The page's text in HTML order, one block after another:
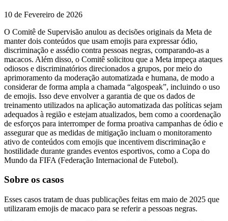
10 de Fevereiro de 2026
O Comitê de Supervisão anulou as decisões originais da Meta de
manter dois conteúdos que usam emojis para expressar ódio,
discriminação e assédio contra pessoas negras, comparando-as a
macacos. Além disso, o Comitê solicitou que a Meta impeça ataques
odiosos e discriminatórios direcionados a grupos, por meio do
aprimoramento da moderação automatizada e humana, de modo a
considerar de forma ampla a chamada “algospeak”, incluindo o uso
de emojis. Isso deve envolver a garantia de que os dados de
treinamento utilizados na aplicação automatizada das políticas sejam
adequados à região e estejam atualizados, bem como a coordenação
de esforços para interromper de forma proativa campanhas de ódio e
assegurar que as medidas de mitigação incluam o monitoramento
ativo de conteúdos com emojis que incentivem discriminação e
hostilidade durante grandes eventos esportivos, como a Copa do
Mundo da FIFA (Federação Internacional de Futebol).
Sobre os casos
Esses casos tratam de duas publicações feitas em maio de 2025 que
utilizaram emojis de macaco para se referir a pessoas negras.